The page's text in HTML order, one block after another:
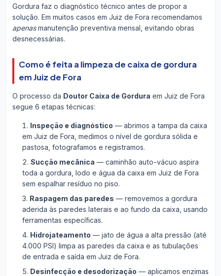
Gordura faz o diagnóstico técnico antes de propor a
solução. Em muitos casos em Juiz de Fora recomendamos
apenasmanutenção preventiva mensal, evitando obras
desnecessárias.
Como é feita a limpeza de caixa de gordura
em Juiz de Fora
O processo da Doutor Caixa de Gordura em Juiz de Fora
segue 6 etapas técnicas:
Inspeção e diagnóstico — abrimos a tampa da caixa
em Juiz de Fora, medimos o nível de gordura sólida e
pastosa, fotografamos e registramos.
Sucção mecânica — caminhão auto-vácuo aspira
toda a gordura, lodo e água da caixa em Juiz de Fora
sem espalhar resíduo no piso.
Raspagem das paredes — removemos a gordura
aderida às paredes laterais e ao fundo da caixa, usando
ferramentas específicas.
Hidrojateamento — jato de água a alta pressão (até
4.000 PSI) limpa as paredes da caixa e as tubulações
de entrada e saída em Juiz de Fora.
Desinfecção e desodorização — aplicamos enzimas